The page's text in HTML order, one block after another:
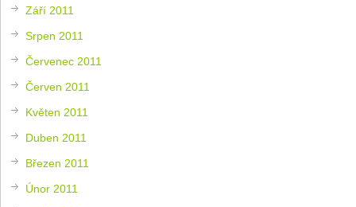
Září 2011
Srpen 2011
Červenec 2011
Červen 2011
Květen 2011
Duben 2011
Březen 2011
Únor 2011